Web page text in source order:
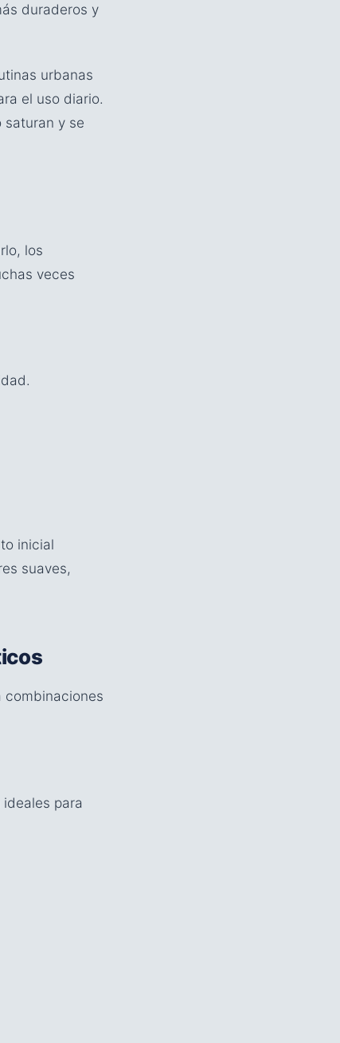
duraderos y
urbanas
el uso diario.
saturan y se
los
veces
inicial
suaves,
combinaciones
para